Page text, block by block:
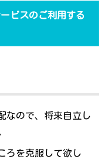
ビスのご利用する
なので、将来自立し
ろを克服して欲し